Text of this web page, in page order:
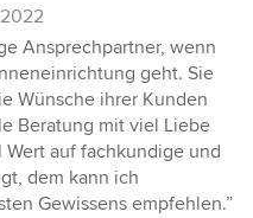
Ansprechpartner, wenn
geht. Sie
Wünsche ihrer Kunden
Beratung mit viel Liebe
auf fachkundige und
dem kann ich
Gewissens empfehlen.”